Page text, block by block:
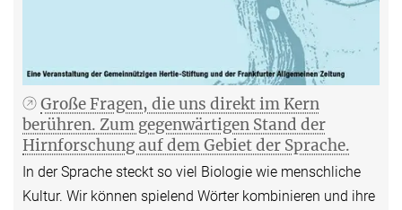
Große Fragen, die uns direkt im Kern
berühren. Zum gegenwärtigen Stand der
Hirnforschung auf dem Gebiet der Sprache.
In der Sprache steckt so viel Biologie wie menschliche
Kultur. Wir können spielend Wörter kombinieren und ihre